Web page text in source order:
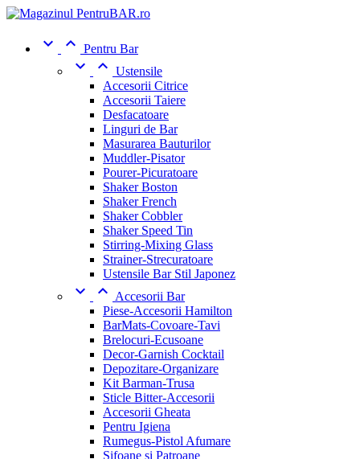
  Pentru Bar
  Ustensile
Accesorii Citrice
Accesorii Taiere
Desfacatoare
Linguri de Bar
Masurarea Bauturilor
Muddler-Pisator
Pourer-Picuratoare
Shaker Boston
Shaker French
Shaker Cobbler
Shaker Speed Tin
Stirring-Mixing Glass
Strainer-Strecuratoare
Ustensile Bar Stil Japonez
  Accesorii Bar
Piese-Accesorii Hamilton
BarMats-Covoare-Tavi
Brelocuri-Ecusoane
Decor-Garnish Cocktail
Depozitare-Organizare
Kit Barman-Trusa
Sticle Bitter-Accesorii
Accesorii Gheata
Pentru Igiena
Rumegus-Pistol Afumare
Sifoane si Patroane